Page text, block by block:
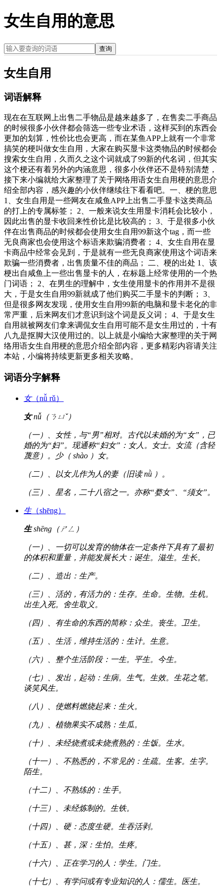
女生自用的意思
查询
女生自用
词语解释
现在在互联网上出售二手物品是越来越多了，在售卖二手商品
的时候很多小伙伴都会筛选一些专业术语，这样买到的东西会
更加的划算，性价比也会更高，而在某鱼APP上就有一个非常
搞笑的梗叫做女生自用，大家在购买显卡这类物品的时候都会
搜索女生自用，久而久之这个词就成了99新的代名词，但其实
这个梗还有着另外的内涵意思，很多小伙伴还不是特别清楚，
接下来小编就给大家整理了关于网络用语女生自用梗的意思介
绍全部内容，感兴趣的小伙伴继续往下看看吧。一、梗的意思
1、女生自用是一些网友在咸鱼APP上出售二手显卡这类商品
的打上的专属标签； 2、一般来说女生用显卡消耗会比较小，
因此出售的显卡收回来性价比是比较高的； 3、于是很多小伙
伴在出售商品的时候都会使用女生自用99新这个tag，而一些
无良商家也会使用这个标语来欺骗消费者； 4、女生自用在显
卡商品中经常会见到，于是就有一些无良商家使用这个词语来
欺骗一些消费者，出售质量不佳的商品； 二、梗的出处 1、该
梗出自咸鱼上一些出售显卡的人，在标题上经常使用的一个热
门词语； 2、在男生的理解中，女生使用显卡的作用并不是很
大，于是女生自用99新就成了他们购买二手显卡的判断； 3、
但是很多网友发现，使用女生自用99新的电脑和显卡老化的非
常严重，后来网友们才意识到这个词是反义词； 4、于是女生
自用就被网友们拿来调侃女生自用可能不是女生用过的，十有
八九是抠脚大汉使用过的。以上就是小编给大家整理的关于网
络用语女生自用梗的意思介绍全部内容，更多精彩内容请关注
本站，小编将持续更新更多相关攻略。
词语分字解释
女（nǚ rǔ）
女nǚ（ㄋㄩˇ）
（一）、女性，与“男”相对。古代以未婚的为“女”，已
婚的为“妇”。现通称“妇女”：女人。女士。女流（含轻
蔑意）。少（ shào ）女。
（二）、以女儿作为人的妻（旧读 nǜ ）。
（三）、星名，二十八宿之一。亦称“婺女”、“须女”。
生（shēng）
生shēng（ㄕㄥ）
（一）、一切可以发育的物体在一定条件下具有了最初
的体积和重量，并能发展长大：诞生。滋生。生长。
（二）、造出：生产。
（三）、活的，有活力的：生存。生命。生物。生机。
出生入死。舍生取义。
（四）、有生命的东西的简称：众生。丧生。卫生。
（五）、生活，维持生活的：生计。生意。
（六）、整个生活阶段：一生。平生。今生。
（七）、发出，起动：生病。生气。生效。生花之笔。
谈笑风生。
（八）、使燃料燃烧起来：生火。
（九）、植物果实不成熟：生瓜。
（十）、未经烧煮或未烧煮熟的：生饭。生水。
（十一）、不熟悉的，不常见的：生疏。生客。生字。
陌生。
（十二）、不熟练的：生手。
（十三）、未经炼制的。生铁。
（十四）、硬：态度生硬。生吞活剥。
（十五）、甚，深：生怕。生疼。
（十六）、正在学习的人：学生。门生。
（十七）、有学问或有专业知识的人：儒生。医生。